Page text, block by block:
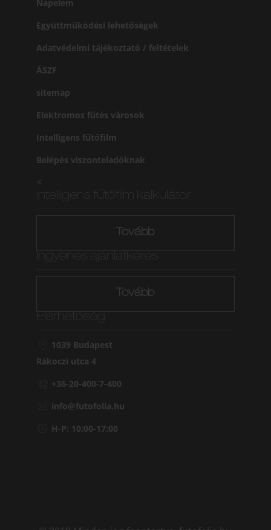
Napelem
Együttműködési lehetőségek
Adatvédelmi tájékoztató / feltételek
ÁSZF
sitemap
Elektromos fűtés városok
Intelligens fűtőfilm
Belépés viszonteladóknak
<
Tovább
Tovább
1039 Budapest
Rákoczi utca 4
+36-20-400-7-400
info@futofolia.hu
H-P: 10:00-17:00